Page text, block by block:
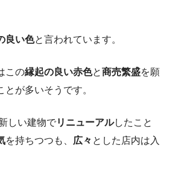
良い色と言われています。
この縁起の良い赤色と商売繁盛を願
とが多いそうです。
しい建物でリニューアルしたこと
を持ちつつも、 広々 とした店内は入